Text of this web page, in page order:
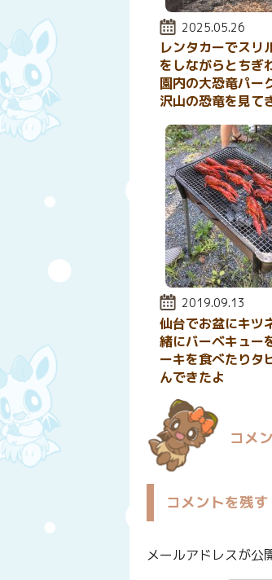
投稿日:
2025.05.26
レンタカーでスリ
をしながらとちぎ
園内の大恐竜パー
沢山の恐竜を見て
投稿日:
2019.09.13
仙台でお盆にキツ
緒にバーベキュー
ーキを食べたりタ
んできたよ
コメ
コメントを残す
メールアドレスが公